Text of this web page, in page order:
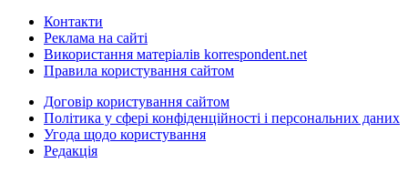
Контакти
Реклама на сайті
Використання матеріалів korrespondent.net
Правила користування сайтом
Договір користування сайтом
Політика у сфері конфіденційності і персональних даних
Угода щодо користування
Редакція